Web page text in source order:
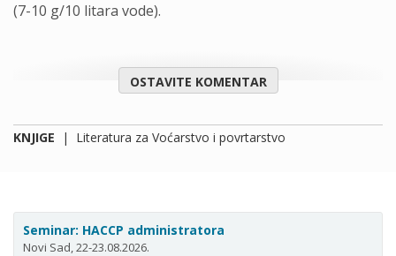
(7-10 g/10 litara vode).
OSTAVITE KOMENTAR
KNJIGE | Literatura za Voćarstvo i povrtarstvo
Seminar: HACCP administratora
Novi Sad, 22-23.08.2026.